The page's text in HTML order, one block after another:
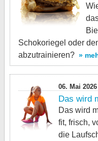
Schokoriegel oder
abzutrainieren? »
06. Mai 2026
Das wird
Das wird
fit, frisch,
die